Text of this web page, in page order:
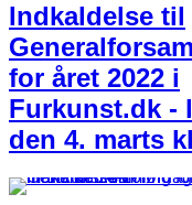
Indkaldelse til
for året 2022 i
Furkunst.dk -
den 4. marts